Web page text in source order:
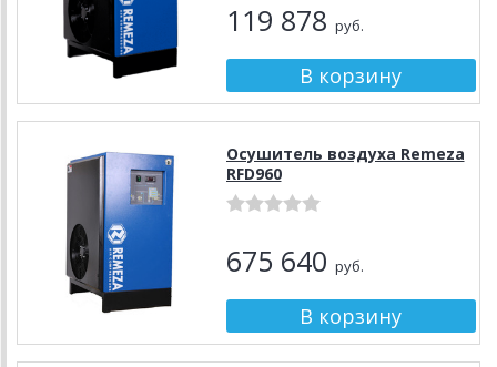
119 878 руб.
Осушитель воздуха Remeza
RFD960
675 640 руб.